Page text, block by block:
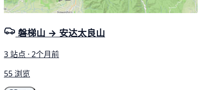
磐梯山 → 安达太良山
3 站点 · 2个月前
55 浏览